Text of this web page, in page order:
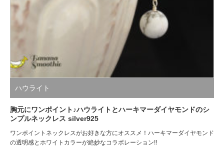
ハウライト
胸元にワンポイント♪ハウライトとハーキマーダイヤモンドのシ
ンプルネックレス silver925
ワンポイントネックレスがお好きな方にオススメ！ハーキマーダイヤモンド
の透明感とホワイトカラーが絶妙なコラボレーション!!